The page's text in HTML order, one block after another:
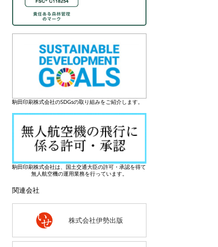
駒田印刷株式会社のSDGsの取り組みをご紹介します。
駒田印刷株式会社は、国土交通大臣の許可・承認を得て
無人航空機の運用業務を行っています。
関連会社
株式会社伊勢出版